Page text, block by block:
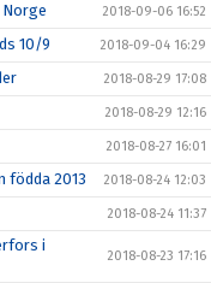
2018-09-06 16:52
10/9 2018-09-04 16:29
2018-08-29 17:08
2018-08-29 12:16
2018-08-27 16:01
födda 2013 2018-08-24 12:03
2018-08-24 11:37
i
2018-08-23 17:16